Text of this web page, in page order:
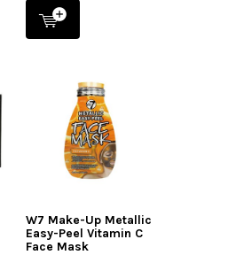
W7 Make-Up Metallic
Easy-Peel Vitamin C
Face Mask